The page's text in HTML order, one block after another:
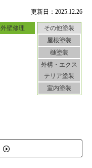
更新日：2025.12.26
外壁修理
その他塗装
屋根塗装
樋塗装
外構・エクス
テリア塗装
室内塗装